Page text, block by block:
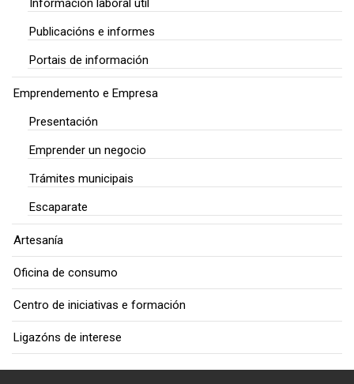
Información laboral útil
Publicacións e informes
Portais de información
Emprendemento e Empresa
Presentación
Emprender un negocio
Trámites municipais
Escaparate
Artesanía
Oficina de consumo
Centro de iniciativas e formación
Ligazóns de interese